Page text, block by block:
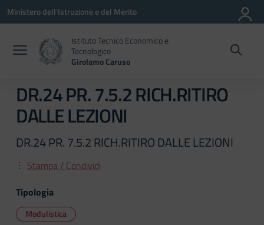
Vai ai contenuti
Vai al menu di navigazione
Vai al footer
Ministero dell'Istruzione e del Merito
Istituto Tecnico Economico e
Tecnologico
Girolamo Caruso
DR.24 PR. 7.5.2 RICH.RITIRO
DALLE LEZIONI
DR.24 PR. 7.5.2 RICH.RITIRO DALLE LEZIONI
Stampa / Condividi
Tipologia
Modulistica